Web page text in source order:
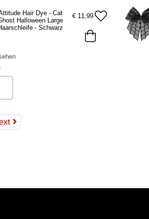
Hair Dye - Cat
Halloween Large
- Schwarz
€ 11,99